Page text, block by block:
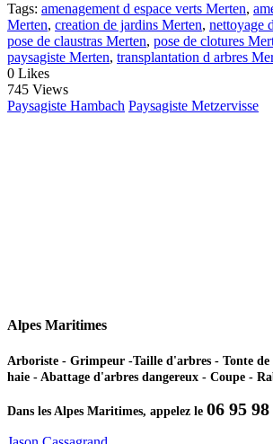
Tags: amenagement d espace verts Merten,
Merten, creation de jardins Merten, nettoyage
pose de claustras Merten, pose de clotures
paysagiste Merten, transplantation d arbres
0 Likes
745 Views
Paysagiste Hambach Paysagiste Metzervisse
Alpes Maritimes
Arboriste - Grimpeur -Taille d'arbres - Tonte de
haie - Abattage d'arbres dangereux - Coupe -
Dans les Alpes Maritimes, appelez le 06 95